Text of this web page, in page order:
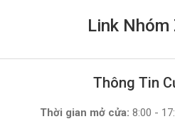
Link Nhóm
Thông Tin
Thời gian mở cửa: 8:00 -